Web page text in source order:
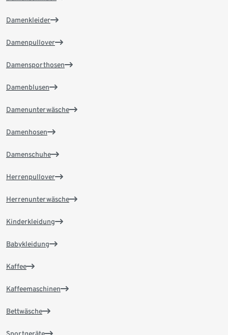
Damenkleider
Damenpullover
Damensporthosen
Damenblusen
Damenunterwäsche
Damenhosen
Damenschuhe
Herrenpullover
Herrenunterwäsche
Kinderkleidung
Babykleidung
Kaffee
Kaffeemaschinen
Bettwäsche